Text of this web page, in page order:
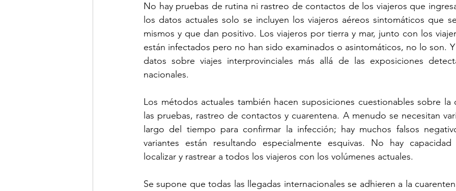
No hay pruebas de rutina ni rastreo de contactos de los viajeros que
los datos actuales solo se incluyen los viajeros aéreos sintomáticos que
mismos y que dan positivo. Los viajeros por tierra y mar, junto con los
están infectados pero no han sido examinados o asintomáticos, no lo son.
datos sobre viajes interprovinciales más allá de las exposiciones
nacionales.
Los métodos actuales también hacen suposiciones cuestionables sobre la
las pruebas, rastreo de contactos y cuarentena. A menudo se necesitan
largo del tiempo para confirmar la infección; hay muchos falsos
variantes están resultando especialmente esquivas. No hay
localizar y rastrear a todos los viajeros con los volúmenes actuales.
Se supone que todas las llegadas internacionales se adhieren a la